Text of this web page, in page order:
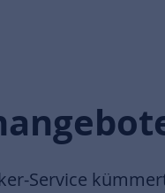
Service